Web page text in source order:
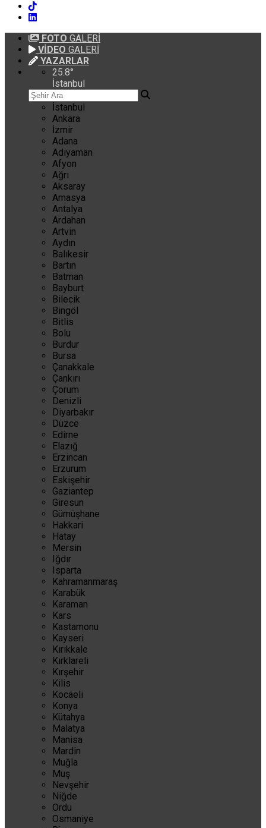
FOTO GALERİ
VİDEO GALERİ
YAZARLAR
25.8°
İstanbul
İstanbul
Ankara
İzmir
Adana
Adıyaman
Afyon
Ağrı
Aksaray
Amasya
Antalya
Ardahan
Artvin
Aydın
Balıkesir
Bartın
Batman
Bayburt
Bilecik
Bingöl
Bitlis
Bolu
Burdur
Bursa
Çanakkale
Çankırı
Çorum
Denizli
Diyarbakır
Düzce
Edirne
Elazığ
Erzincan
Erzurum
Eskişehir
Gaziantep
Giresun
Gümüşhane
Hakkari
Hatay
Mersin
Iğdır
Isparta
Kahramanmaraş
Karabük
Karaman
Kars
Kastamonu
Kayseri
Kırıkkale
Kırklareli
Kırşehir
Kilis
Kocaeli
Konya
Kütahya
Malatya
Manisa
Mardin
Muğla
Muş
Nevşehir
Niğde
Ordu
Osmaniye